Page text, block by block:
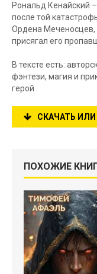
Рональд Кенайский
после той
Ордена Меченосцев,
присягал его
В тексте есть:
фэнтези, магия и
герой
СКАЧАТЬ
ПОХОЖИЕ